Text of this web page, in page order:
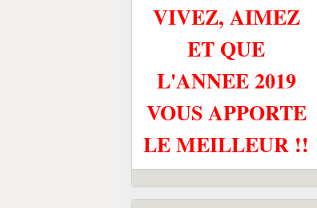
VIVEZ, AIMEZ
ET QUE
L'ANNEE 2019
VOUS APPORTE
LE MEILLEUR !!